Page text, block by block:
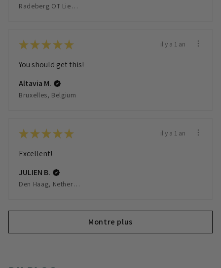
Radeberg OT Liegau Augustusbad, Germany
★★★★★ il y a 1 an
You should get this!
Altavia M.
Bruxelles, Belgium
★★★★★ il y a 1 an
Excellent!
JULIEN B.
Den Haag, Netherlands
Montre plus